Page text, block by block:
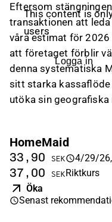
Eftersom
transaktionen att
våra estimat för 2026
att företaget förblir
denna systematiska
sitt starka
utöka sin geografiska
This content is
users
Logga in
HomeMaid
33,90 SEK 4/29/
37,00 SEKRiktkurs
Öka
Senast